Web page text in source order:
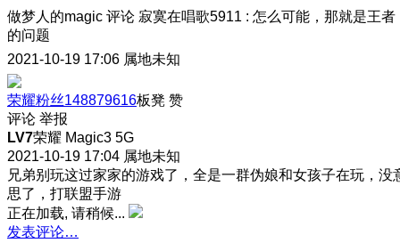
做梦人的magic 评论 寂寞在唱歌5911 : 怎么可能，那就是王者
的问题
2021-10-19 17:06 属地未知
荣耀粉丝148879616板凳 赞
评论 举报
LV7荣耀 Magic3 5G
2021-10-19 17:04 属地未知
兄弟别玩这过家家的游戏了，全是一群伪娘和女孩子在玩，没
思了，打联盟手游
正在加载, 请稍候...
发表评论…